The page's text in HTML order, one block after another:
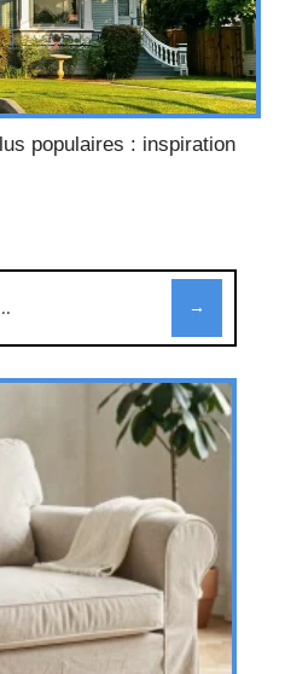
populaires : inspiration